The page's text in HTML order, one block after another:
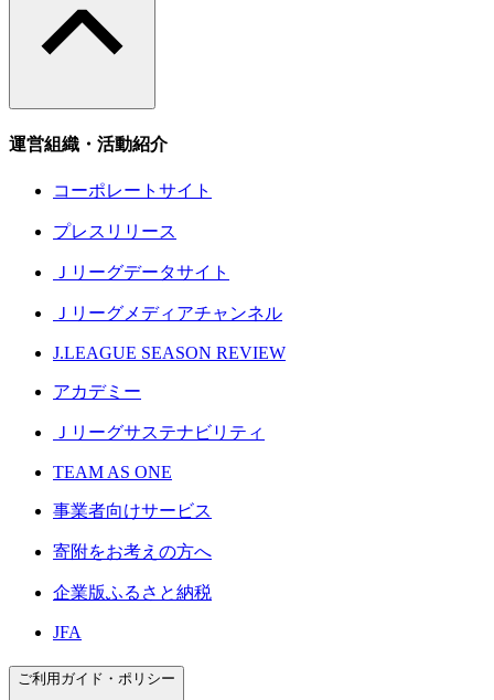
運営組織・活動紹介
コーポレートサイト
プレスリリース
Ｊリーグデータサイト
Ｊリーグメディアチャンネル
J.LEAGUE SEASON REVIEW
アカデミー
Ｊリーグサステナビリティ
TEAM AS ONE
事業者向けサービス
寄附をお考えの方へ
企業版ふるさと納税
JFA
ご利用ガイド・ポリシー